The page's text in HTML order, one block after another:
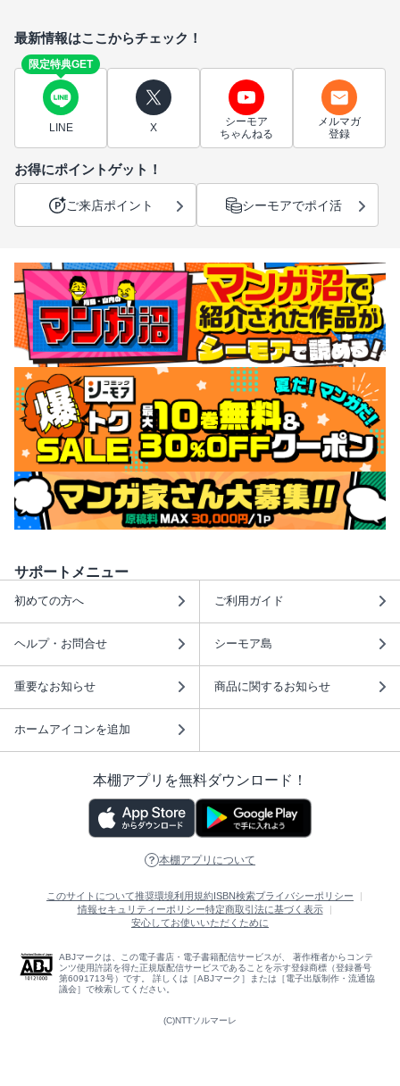
最新情報はここからチェック！
限定特典GET
LINE X
シーモア
ちゃんねる
メルマガ
登録
お得にポイントゲット！
ご来店ポイント シーモアでポイ活
サポートメニュー
初めての方へ ご利用ガイド
ヘルプ・お問合せ シーモア島
重要なお知らせ 商品に関するお知らせ
ホームアイコンを追加
本棚アプリを無料ダウンロード！
本棚アプリについて
このサイトについて推奨環境利用規約 ISBN検索プライバシーポリシー
情報セキュリティーポリシー特定商取引法に基づく表示
安心してお使いいただくために
ABJマークは、この電子書店・電子書籍配信サービスが、 著作権者からコンテ
ンツ使用許諾を得た正規版配信サービスであることを示す登録商標（登録番号
第6091713号）です。 詳しくは［ABJマーク］または［電子出版制作・流通協
議会］で検索してください。
(C)NTTソルマーレ